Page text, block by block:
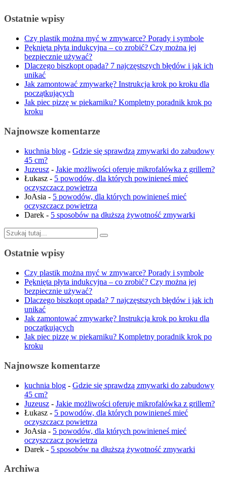
Ostatnie wpisy
Czy plastik można myć w zmywarce? Porady i symbole
Pęknięta płyta indukcyjna – co zrobić? Czy można jej
bezpiecznie używać?
Dlaczego biszkopt opada? 7 najczęstszych błędów i jak ich
unikać
Jak zamontować zmywarkę? Instrukcja krok po kroku dla
początkujących
Jak piec pizzę w piekarniku? Kompletny poradnik krok po
kroku
Najnowsze komentarze
kuchnia blog - Gdzie się sprawdzą zmywarki do zabudowy
45 cm?
Juzeusz - Jakie możliwości oferuje mikrofalówka z grillem?
Łukasz - 5 powodów, dla których powinieneś mieć
oczyszczacz powietrza
JoAsia - 5 powodów, dla których powinieneś mieć
oczyszczacz powietrza
Darek - 5 sposobów na dłuższą żywotność zmywarki
Szukaj:
Ostatnie wpisy
Czy plastik można myć w zmywarce? Porady i symbole
Pęknięta płyta indukcyjna – co zrobić? Czy można jej
bezpiecznie używać?
Dlaczego biszkopt opada? 7 najczęstszych błędów i jak ich
unikać
Jak zamontować zmywarkę? Instrukcja krok po kroku dla
początkujących
Jak piec pizzę w piekarniku? Kompletny poradnik krok po
kroku
Najnowsze komentarze
kuchnia blog - Gdzie się sprawdzą zmywarki do zabudowy
45 cm?
Juzeusz - Jakie możliwości oferuje mikrofalówka z grillem?
Łukasz - 5 powodów, dla których powinieneś mieć
oczyszczacz powietrza
JoAsia - 5 powodów, dla których powinieneś mieć
oczyszczacz powietrza
Darek - 5 sposobów na dłuższą żywotność zmywarki
Archiwa